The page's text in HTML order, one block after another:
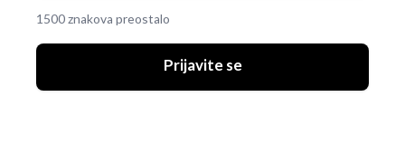
1500 znakova preostalo
Prijavite se